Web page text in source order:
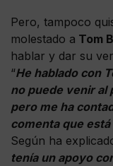
Pero, tampoco
molestado a Tom
hablar y dar su
“He hablado con
no puede venir al
pero me ha
comenta que
Según ha
tenía un apoyo